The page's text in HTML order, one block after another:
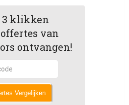
3 klikken
van
ontvangen!
Vergelijken